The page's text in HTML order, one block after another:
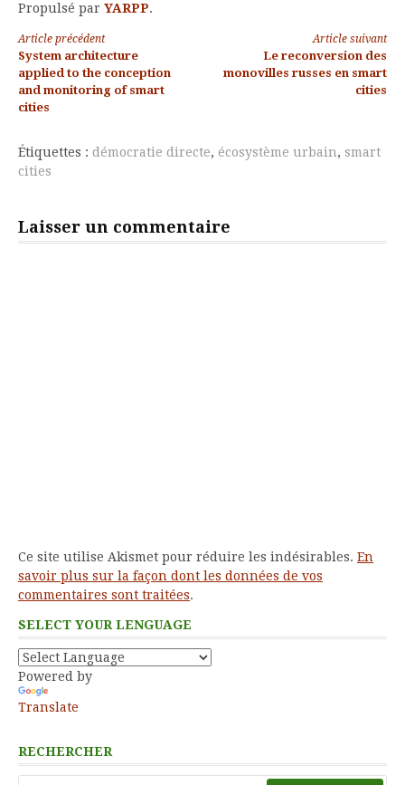
Propulsé par YARPP.
Lire
la
suite
Article précédent
System architecture
applied to the conception
and monitoring of smart
cities
Article suivant
Le reconversion des
monovilles russes en smart
cities
Étiquettes : démocratie directe, écosystème urbain, smart
cities
Laisser un commentaire
Ce site utilise Akismet pour réduire les indésirables. En
savoir plus sur la façon dont les données de vos
commentaires sont traitées.
SELECT YOUR LENGUAGE
Powered by
Translate
RECHERCHER